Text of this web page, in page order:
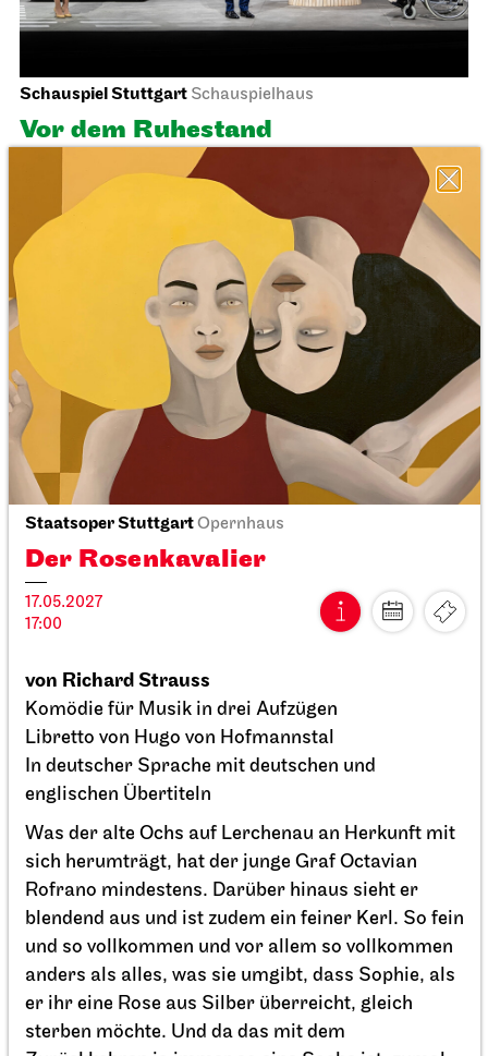
Stuttgarter BallettKammertheater
Dance Lab
27.02.2027
Staatsoper Stuttgart
Zum letzten Mal in dieser Spielzeit
Der fliegende Holländer
27.02.2027
19:00 - 21:30